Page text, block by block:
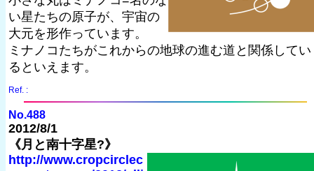
い星たちの原子が、宇宙の
大元を形作っています。
ミナノコたちがこれからの地球の進む道と関係してい
るといえます。
Ref. :
No.488
2012/8/1
《月と南十字星?》
http://www.cropcirclec